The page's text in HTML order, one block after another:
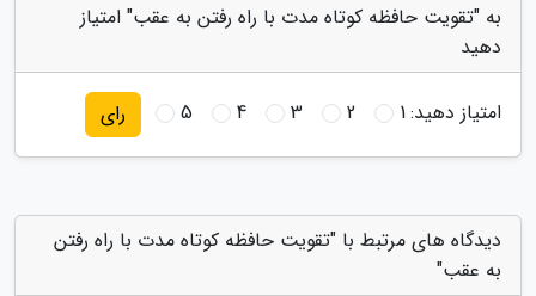
به "تقویت حافظه کوتاه مدت با راه رفتن به عقب" امتیاز
دهید
امتیاز دهید:1
2
3
4
5 رای
دیدگاه های مرتبط با "تقویت حافظه کوتاه مدت با راه رفتن
به عقب"